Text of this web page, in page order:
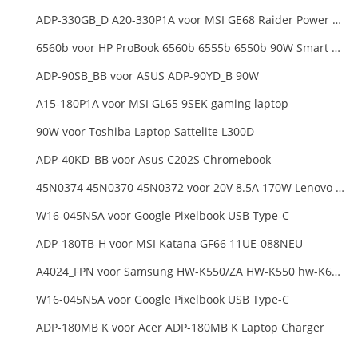
ADP-330GB_D A20-330P1A voor MSI GE68 Raider Power Supply
6560b voor HP ProBook 6560b 6555b 6550b 90W Smart AC Power Adapter Laptop
ADP-90SB_BB voor ASUS ADP-90YD_B 90W
A15-180P1A voor MSI GL65 9SEK gaming laptop
90W voor Toshiba Laptop Sattelite L300D
ADP-40KD_BB voor Asus C202S Chromebook
45N0374 45N0370 45N0372 voor 20V 8.5A 170W Lenovo ThinkPad W540 T540P
W16-045N5A voor Google Pixelbook USB Type-C
ADP-180TB-H voor MSI Katana GF66 11UE-088NEU
A4024_FPN voor Samsung HW-K550/ZA HW-K550 hw-K650 Soundbar
W16-045N5A voor Google Pixelbook USB Type-C
ADP-180MB K voor Acer ADP-180MB K Laptop Charger